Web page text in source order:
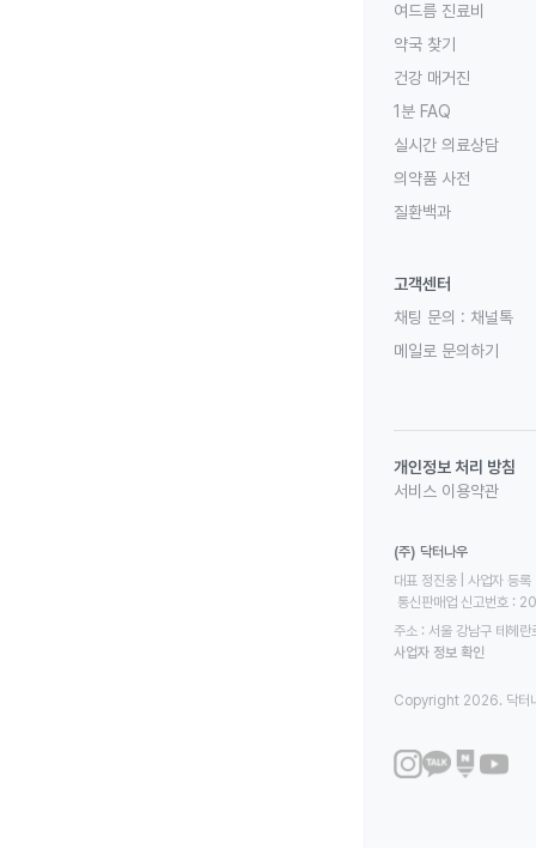
여드름 진료비
약국 찾기
건강 매거진
1분 FAQ
실시간 의료상담
의약품 사전
질환백과
고객센터
채팅 문의 : 채널톡
메일로 문의하기
개인정보 처리 방침
서비스 이용약관
(주) 닥터나우
대표 정진웅 | 사업자
통신판매업 신고번호
주소 : 서울 강남구 테헤
사업자 정보 확인
Copyright 2026. 닥터